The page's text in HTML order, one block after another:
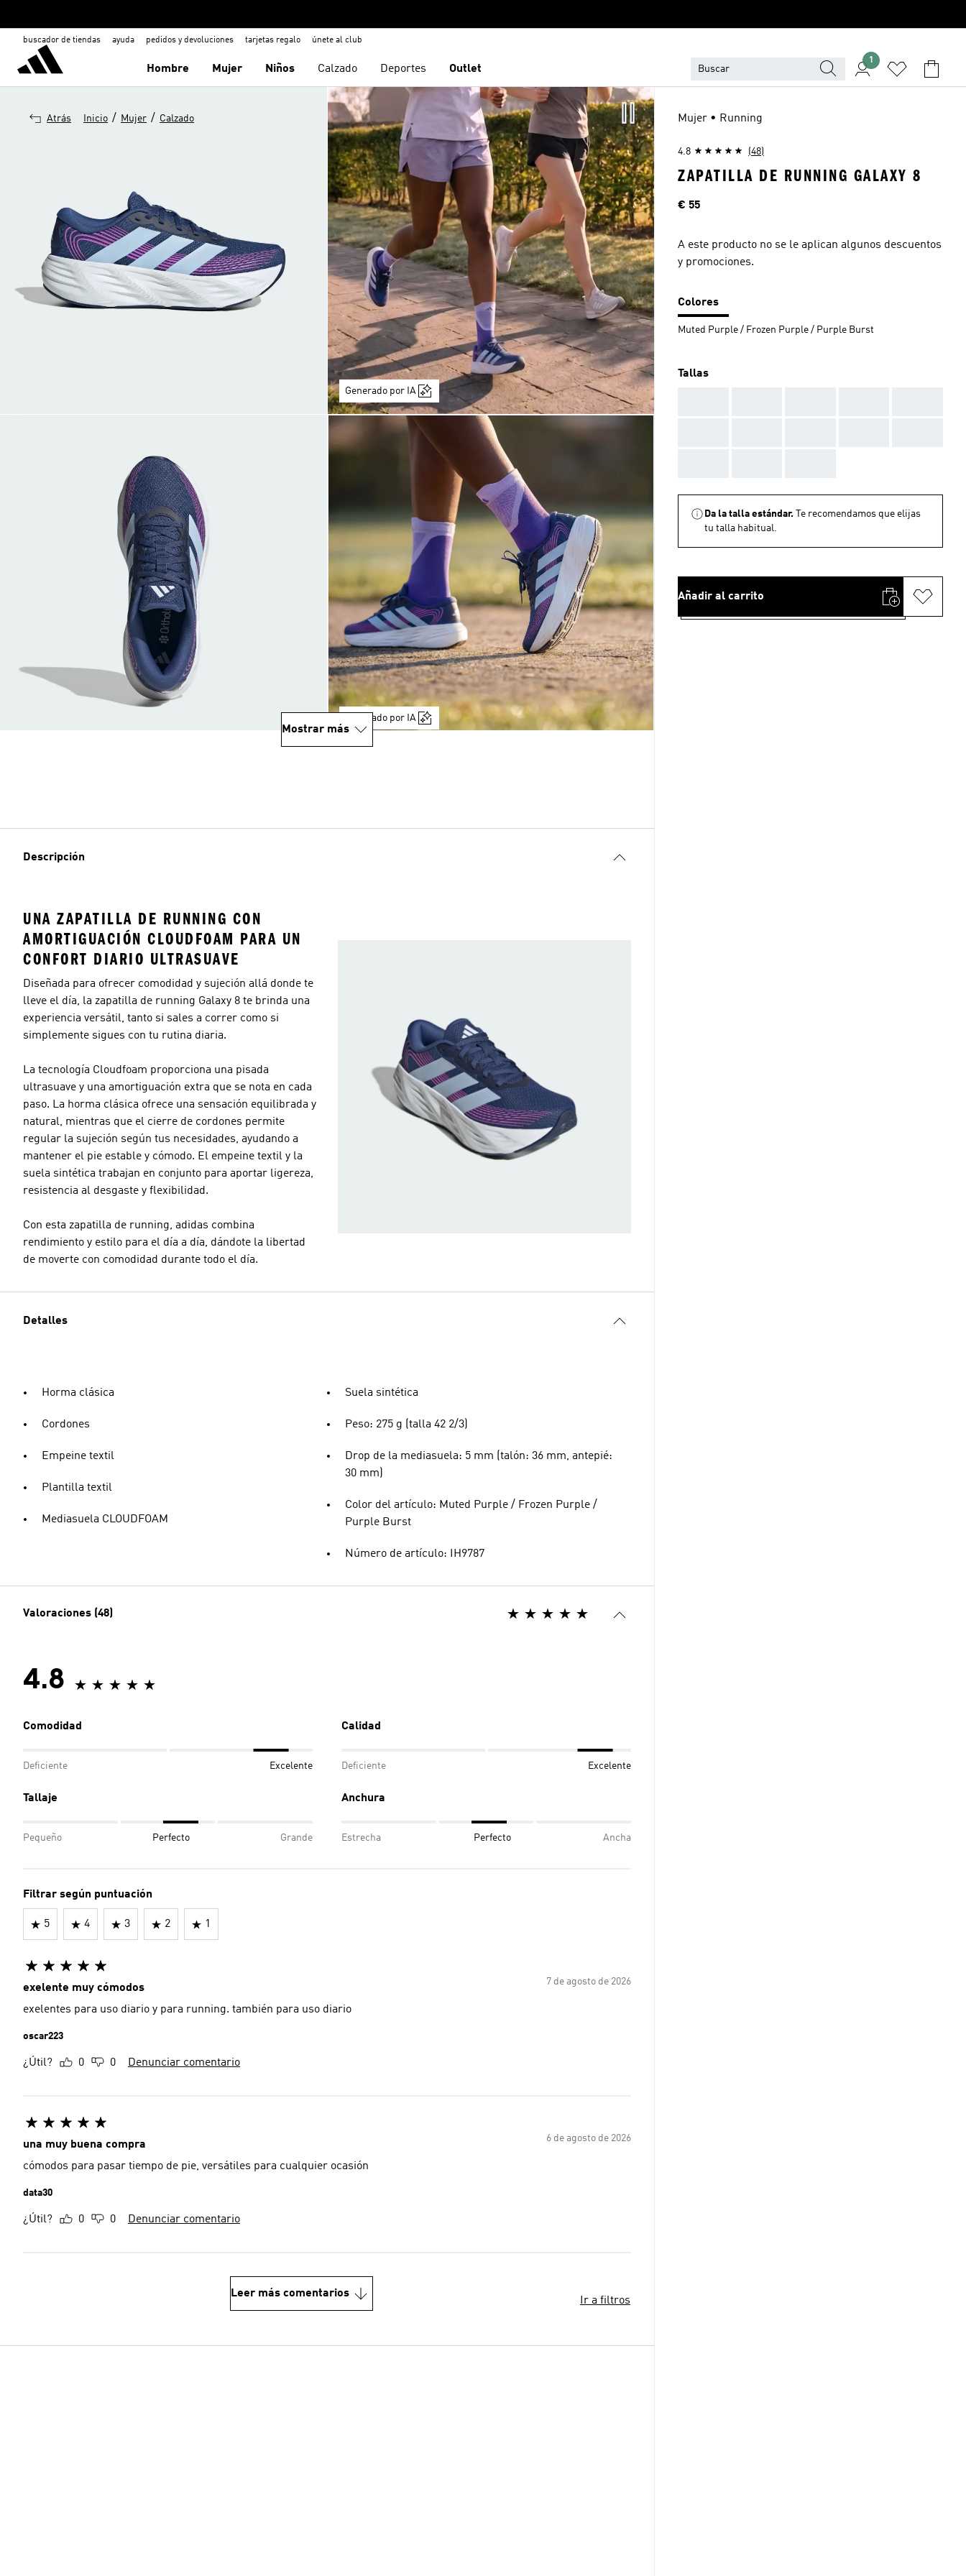
buscador de tiendas ayuda pedidos y devoluciones tarjetas regalo únete al club
Hombre Mujer Niños Calzado Deportes Outlet
1
Atrás Inicio / Mujer / Calzado
Generado por IA
Generado por IA
Generado por IA
Mostrar más
Descripción
UNA ZAPATILLA DE RUNNING CON
AMORTIGUACIÓN CLOUDFOAM PARA UN
CONFORT DIARIO ULTRASUAVE
Diseñada para ofrecer comodidad y sujeción allá donde te
lleve el día, la zapatilla de running Galaxy 8 te brinda una
experiencia versátil, tanto si sales a correr como si
simplemente sigues con tu rutina diaria.
La tecnología Cloudfoam proporciona una pisada
ultrasuave y una amortiguación extra que se nota en cada
paso. La horma clásica ofrece una sensación equilibrada y
natural, mientras que el cierre de cordones permite
regular la sujeción según tus necesidades, ayudando a
mantener el pie estable y cómodo. El empeine textil y la
suela sintética trabajan en conjunto para aportar ligereza,
resistencia al desgaste y flexibilidad.
Con esta zapatilla de running, adidas combina
rendimiento y estilo para el día a día, dándote la libertad
de moverte con comodidad durante todo el día.
Detalles
Horma clásica
Cordones
Empeine textil
Plantilla textil
Mediasuela CLOUDFOAM
Suela sintética
Peso: 275 g (talla 42 2/3)
Drop de la mediasuela: 5 mm (talón: 36 mm, antepié:
30 mm)
Color del artículo: Muted Purple / Frozen Purple /
Purple Burst
Número de artículo: IH9787
Valoraciones (48)
4.8
Comodidad
Deficiente Excelente
Calidad
Deficiente Excelente
Tallaje
Pequeño Perfecto Grande
Anchura
Estrecha Perfecto Ancha
Filtrar según puntuación
5 4 3 2 1
7 de agosto de 2026
exelente muy cómodos
exelentes para uso diario y para running. también para uso diario
oscar223
¿Útil? 0 0 Denunciar comentario
6 de agosto de 2026
una muy buena compra
cómodos para pasar tiempo de pie, versátiles para cualquier ocasión
data30
¿Útil? 0 0 Denunciar comentario
Leer más comentarios
Ir a filtros
Mujer • Running
4.8 (48)
ZAPATILLA DE RUNNING GALAXY 8
Precio
€ 55
A este producto no se le aplican algunos descuentos
y promociones.
Colores
Muted Purple / Frozen Purple / Purple Burst
Tallas
Da la talla estándar.
Te recomendamos que elijas
tu talla habitual.
Añadir al carrito